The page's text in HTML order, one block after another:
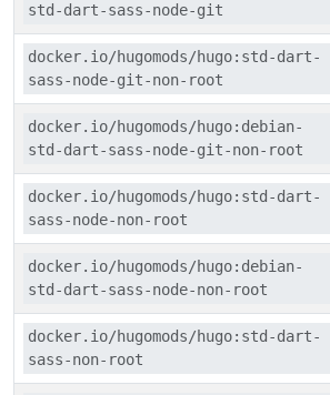
std-dart-sass-node-git
docker.io/hugomods/hugo:std-dart-
sass-node-git-non-root
docker.io/hugomods/hugo:debian-
std-dart-sass-node-git-non-root
docker.io/hugomods/hugo:std-dart-
sass-node-non-root
docker.io/hugomods/hugo:debian-
std-dart-sass-node-non-root
docker.io/hugomods/hugo:std-dart-
sass-non-root